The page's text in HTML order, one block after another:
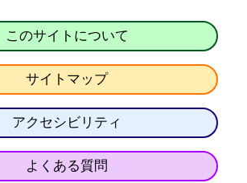
このサイトについて
サイトマップ
アクセシビリティ
よくある質問